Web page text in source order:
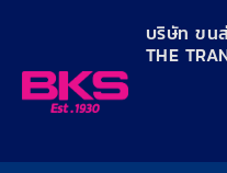
บริษัท ขน
THE